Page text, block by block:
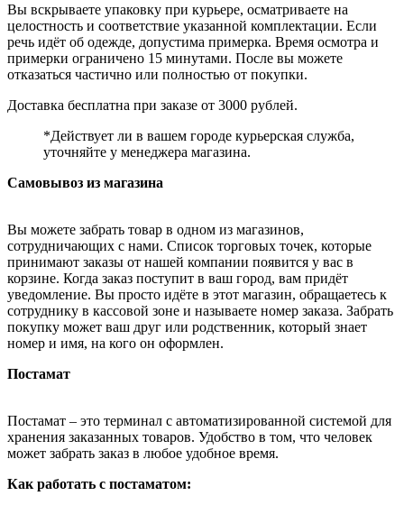
Вы вскрываете упаковку при курьере, осматриваете на
целостность и соответствие указанной комплектации. Если
речь идёт об одежде, допустима примерка. Время осмотра и
примерки ограничено 15 минутами. После вы можете
отказаться частично или полностью от покупки.
Доставка бесплатна при заказе от 3000 рублей.
*Действует ли в вашем городе курьерская служба,
уточняйте у менеджера магазина.
Самовывоз из магазина
Вы можете забрать товар в одном из магазинов,
сотрудничающих с нами. Список торговых точек, которые
принимают заказы от нашей компании появится у вас в
корзине. Когда заказ поступит в ваш город, вам придёт
уведомление. Вы просто идёте в этот магазин, обращаетесь к
сотруднику в кассовой зоне и называете номер заказа. Забрать
покупку может ваш друг или родственник, который знает
номер и имя, на кого он оформлен.
Постамат
Постамат – это терминал с автоматизированной системой для
хранения заказанных товаров. Удобство в том, что человек
может забрать заказ в любое удобное время.
Как работать с постаматом: